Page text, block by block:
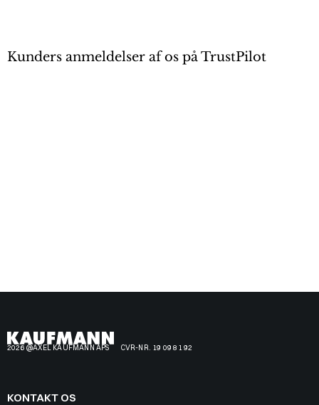
Kunders anmeldelser af os på TrustPilot
2026 @AXEL KAUFMANN APS CVR-NR. 19 09 81 92
KONTAKT OS